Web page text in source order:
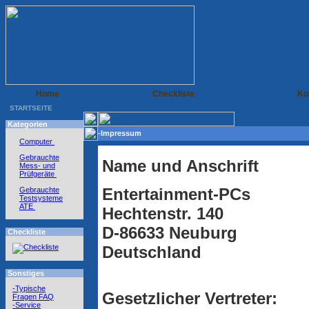
Home Checkliste
STARTSEITE
Kategorien
Computer
Gebrauchte
Mess- und
Prüfgeräte
Gebrauchte
Testsysteme
ATE
Checkliste
Sonstiges
-Typische
Fragen FAQ
-Service
-Impressum
Name und Anschrift
Entertainment-PCs
Hechtenstr. 140
D-86633 Neuburg
Deutschland
Gesetzlicher Vertreter: